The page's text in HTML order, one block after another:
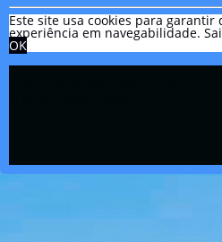
Este site usa cookies para
experiência em navegabilidade.
OK